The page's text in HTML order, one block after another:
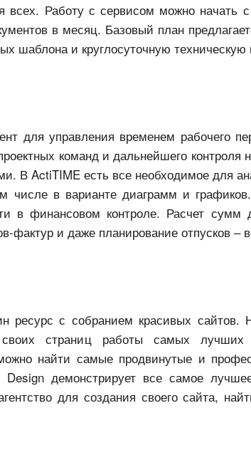
Работу с сервисом можно начать с
в месяц. Базовый план
шаблона и круглосуточную техническую
для управления временем рабочего
команд и дальнейшего контроля
В ActiTIME есть все необходимое для
числе в варианте диаграмм и
в финансовом контроле. Расчет сумм
фактур и даже планирование отпусков –
ресурс с собранием красивых сайтов.
своих страниц работы самых лучших
найти самые продвинутые и
демонстрирует все самое
для создания своего сайта,